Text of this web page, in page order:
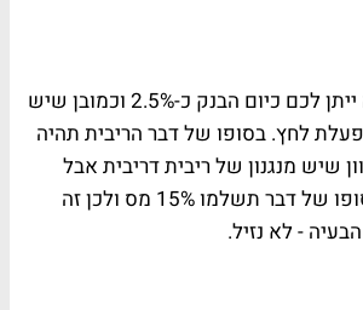
בעבור פקדון לשנה ייתן לכם כיום הבנק כ-2.5% וכמובן שיש
לחץ. בסופו של דבר הריבית תהיה
שיש מנגנון של ריבית דריבית אבל
צריך גם לזכור שבסופו של דבר תשלמו 15% מס ולכן זה
- לא נזיל.